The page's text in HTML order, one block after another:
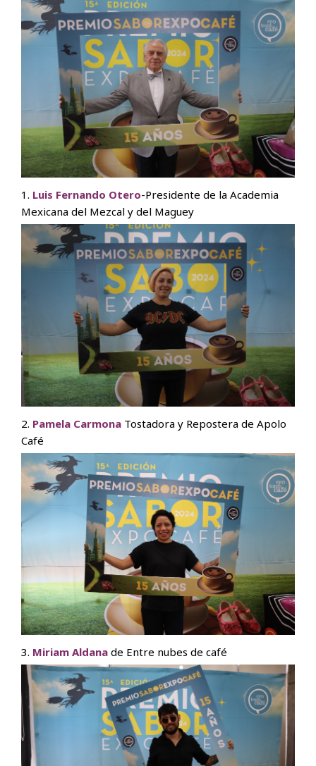
1. Luis Fernando Otero-Presidente de la Academia
Mexicana del Mezcal y del Maguey
2. Pamela Carmona Tostadora y Repostera de Apolo
Café
3. Miriam Aldana de Entre nubes de café